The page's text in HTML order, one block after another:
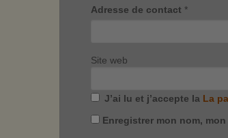
Adresse de contact *
Site web
J’ai lu et j’accepte la La
Enregistrer mon nom,